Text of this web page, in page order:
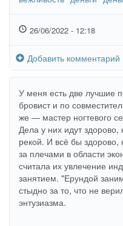
26/06/2022 - 12:18
Добавить комментарий
У меня есть две лучшие
бровист и по
же — мастер ногтевого
Дела у них идут здорово,
рекой. И всё бы
за плечами в области
считала их увлечение
занятием. "Ерундой
стыдно за то, что не
энтузиазма.